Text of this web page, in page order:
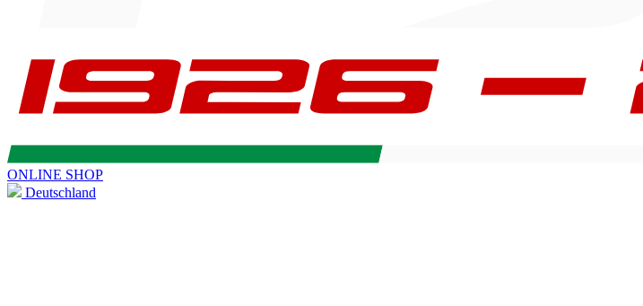
ONLINE SHOP
Deutschland